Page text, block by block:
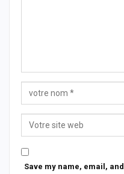
Save my name, email,